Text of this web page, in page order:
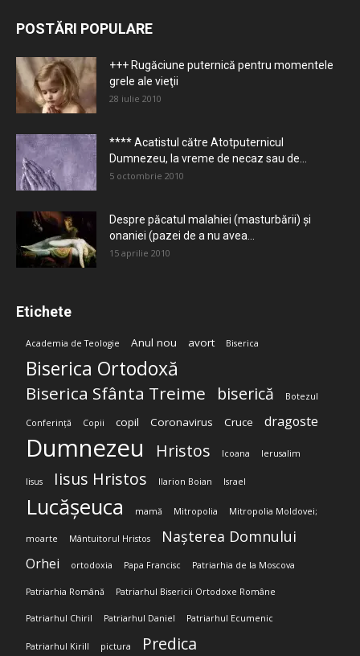
POSTĂRI POPULARE
+++ Rugăciune puternică pentru momentele
grele ale vieţii
28 iulie 2010
**** Acatistul către Atotputernicul
Dumnezeu, la vreme de necaz sau de...
5 octombrie 2010
Despre păcatul malahiei (masturbării) şi
onaniei (pazei de a nu avea...
15 aprilie 2010
Etichete
Academia de Teologie Anul nou avort Biserica
Biserica Ortodoxă
Biserica Sfânta Treime biserică Botezul
Conferință Copii copil Coronavirus Cruce dragoste
Dumnezeu Hristos Icoana Ierusalim
Iisus Iisus Hristos Ilarion Boian Israel
Lucășeuca mamă Mitropolia Mitropolia Moldovei;
moarte Mântuitorul Hristos Nașterea Domnului
Orhei ortodoxia Papa Francisc Patriarhia de la Moscova
Patriarhia Română Patriarhul Bisericii Ortodoxe Române
Patriarhul Chiril Patriarhul Daniel Patriarhul Ecumenic
Patriarhul Kirill pictura Predica